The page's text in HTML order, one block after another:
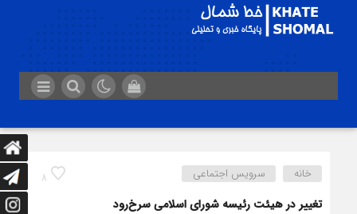
8 خانه سرویس اجتماعی
تغییر در هیئت رئیسه شورای اسلامی سرخ‌رود